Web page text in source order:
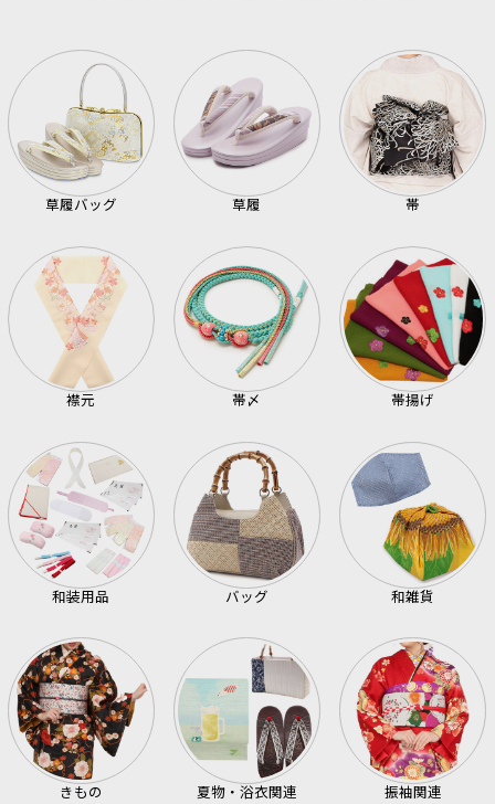
草履バッグ 草履 帯
襟元 帯〆 帯揚げ
和装用品 バッグ 和雑貨
きもの 夏物・浴衣関連 振袖関連